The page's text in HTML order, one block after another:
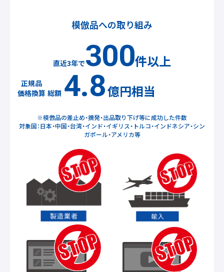
模倣品への取り組み
直近3年で300件以上
正規品
価格換算 総額 4.8億円相当
※模倣品の差止め・摘発・出品取り下げ等に成功した件数
対象国：日本・中国・台湾・インド・イギリス・トルコ・インドネシア・シン
ガポール・アメリカ等